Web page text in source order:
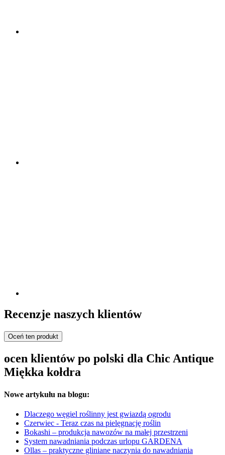
Recenzje naszych klientów
Oceń ten produkt
ocen klientów po polski dla Chic Antique
Miękka kołdra
Nowe artykułu na blogu:
Dlaczego węgiel roślinny jest gwiazdą ogrodu
Czerwiec - Teraz czas na pielęgnację roślin
Bokashi – produkcja nawozów na małej przestrzeni
System nawadniania podczas urlopu GARDENA
Ollas – praktyczne gliniane naczynia do nawadniania